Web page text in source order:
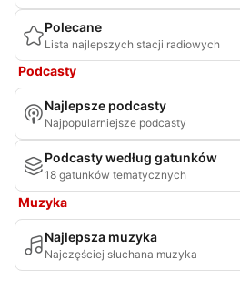
Polecane
Lista najlepszych stacji radiowych
Podcasty
Najlepsze podcasty
Najpopularniejsze podcasty
Podcasty według gatunków
18 gatunków tematycznych
Muzyka
Najlepsza muzyka
Najczęściej słuchana muzyka